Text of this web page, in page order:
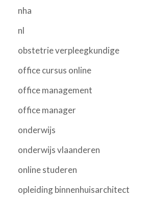
nha
nl
obstetrie verpleegkundige
office cursus online
office management
office manager
onderwijs
onderwijs vlaanderen
online studeren
opleiding binnenhuisarchitect